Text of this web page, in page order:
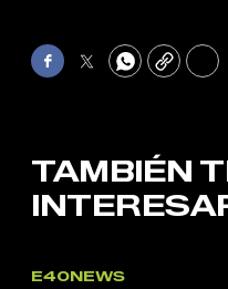
FacebookTwitterWhatsApp
Copy Print
TAMBIÉN
E40NEWS